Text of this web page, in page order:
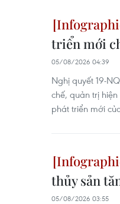
triển mới
05/08/2026 04:39
Nghị quyết 19-
chế, quản trị
phát triển mới
thủy sản
05/08/2026 03:55